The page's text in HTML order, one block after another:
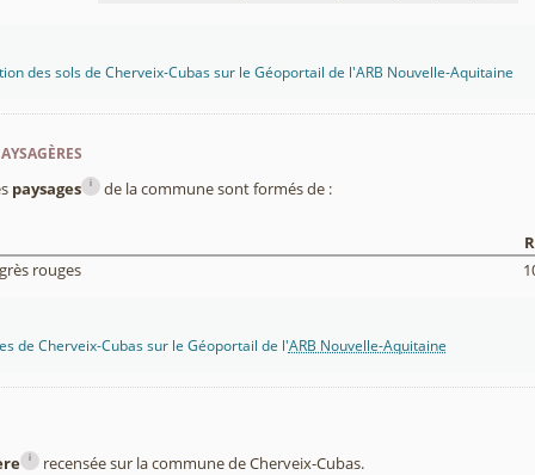
des sols de Cherveix-Cubas sur le Géoportail de l'ARB Nouvelle-Aquitaine
paysages i de la commune sont formés de :
rouges
de Cherveix-Cubas sur le Géoportail de l'ARB Nouvelle-Aquitaine
i recensée sur la commune de Cherveix-Cubas.